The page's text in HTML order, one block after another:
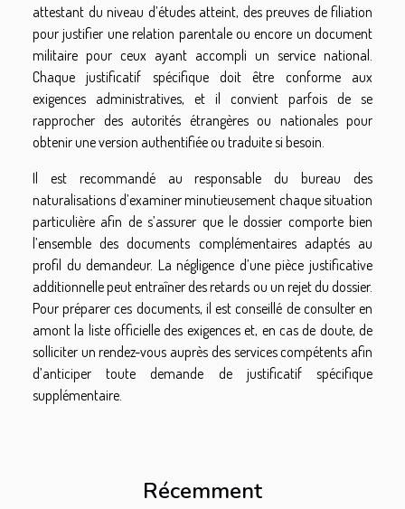
attestant du niveau d’études atteint, des preuves de filiation
pour justifier une relation parentale ou encore un document
militaire pour ceux ayant accompli un service national.
Chaque justificatif spécifique doit être conforme aux
exigences administratives, et il convient parfois de se
rapprocher des autorités étrangères ou nationales pour
obtenir une version authentifiée ou traduite si besoin.
Il est recommandé au responsable du bureau des
naturalisations d’examiner minutieusement chaque situation
particulière afin de s’assurer que le dossier comporte bien
l’ensemble des documents complémentaires adaptés au
profil du demandeur. La négligence d’une pièce justificative
additionnelle peut entraîner des retards ou un rejet du dossier.
Pour préparer ces documents, il est conseillé de consulter en
amont la liste officielle des exigences et, en cas de doute, de
solliciter un rendez-vous auprès des services compétents afin
d’anticiper toute demande de justificatif spécifique
supplémentaire.
Récemment